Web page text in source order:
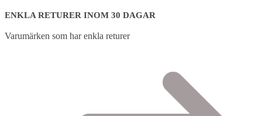
ENKLA RETURER INOM 30 DAGAR
Varumärken som har enkla returer